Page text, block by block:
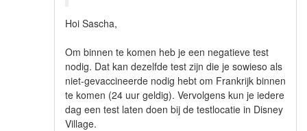
Hoi Sascha,
Om binnen te komen heb je een negatieve test
nodig. Dat kan dezelfde test zijn die je sowieso als
niet-gevaccineerde nodig hebt om Frankrijk binnen
te komen (24 uur geldig). Vervolgens kun je iedere
dag een test laten doen bij de testlocatie in Disney
Village.